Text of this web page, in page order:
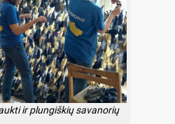
ir plungiškių savanorių